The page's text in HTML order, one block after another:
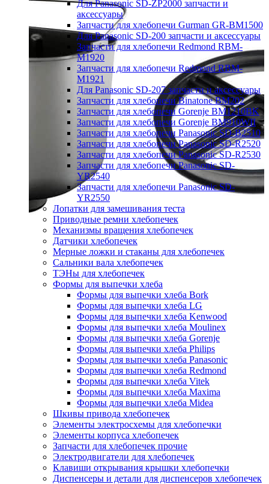
Для Panasonic SD-ZP2000 запчасти и
аксессуары
Запчасти для хлебопечи Gurman GR-BM1500
Для Panasonic SD-200 запчасти и аксессуары
Запчасти для хлебопечи Redmond RBM-
M1920
Запчасти для хлебопечи Redmond RBM-
M1921
Для Panasonic SD-207 запчасти и аксессуары
Запчасти для хлебопечи Binatone BM202
Запчасти для хлебопечи Gorenje BM1210BK
Запчасти для хлебопечи Gorenje BM910WII
Запчасти для хлебопечи Panasonic SD-B2510
Запчасти для хлебопечи Panasonic SD-R2520
Запчасти для хлебопечи Panasonic SD-R2530
Запчасти для хлебопечи Panasonic SD-
YR2540
Запчасти для хлебопечи Panasonic SD-
YR2550
Лопатки для замешивания теста
Приводные ремни хлебопечек
Механизмы вращения хлебопечек
Датчики хлебопечек
Мерные ложки и стаканы для хлебопечек
Сальники вала хлебопечек
ТЭНы для хлебопечек
Формы для выпечки хлеба
Формы для выпечки хлеба Bork
Формы для выпечки хлеба LG
Формы для выпечки хлеба Kenwood
Формы для выпечки хлеба Moulinex
Формы для выпечки хлеба Gorenje
Формы для выпечки хлеба Philips
Формы для выпечки хлеба Panasonic
Формы для выпечки хлеба Redmond
Формы для выпечки хлеба Vitek
Формы для выпечки хлеба Maxima
Формы для выпечки хлеба Midea
Шкивы привода хлебопечек
Элементы электросхемы для хлебопечки
Элементы корпуса хлебопечек
Запчасти для хлебопечек прочие
Электродвигатели для хлебопечек
Клавиши открывания крышки хлебопечки
Диспенсеры и детали для диспенсеров хлебопечек